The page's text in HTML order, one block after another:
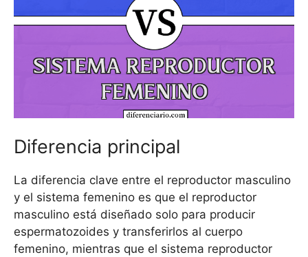
Diferencia principal
La diferencia clave entre el reproductor masculino
y el sistema femenino es que el reproductor
masculino está diseñado solo para producir
espermatozoides y transferirlos al cuerpo
femenino, mientras que el sistema reproductor